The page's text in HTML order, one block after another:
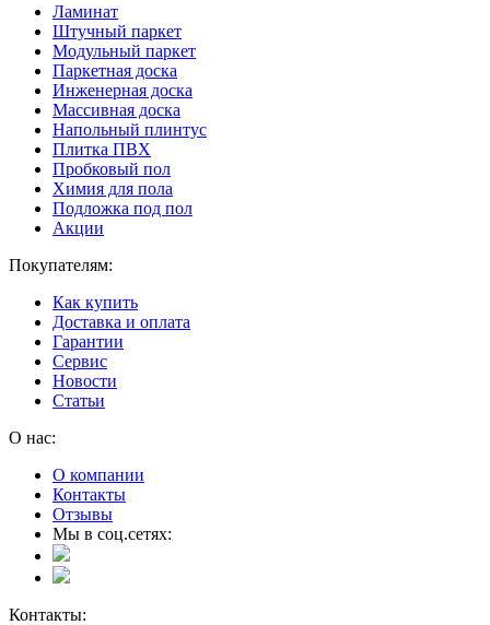
Ламинат
Штучный паркет
Модульный паркет
Паркетная доска
Инженерная доска
Массивная доска
Напольный плинтус
Плитка ПВХ
Пробковый пол
Химия для пола
Подложка под пол
Акции
Покупателям:
Как купить
Доставка и оплата
Гарантии
Сервис
Новости
Статьи
О нас:
О компании
Контакты
Отзывы
Мы в соц.сетях:
Контакты: